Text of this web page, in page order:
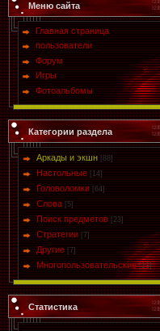
Меню сайта
Главная страница
пользователи
Форум
Игры
Фотоальбомы
Категории раздела
Аркады и экшн [88]
Настольные [14]
Головоломки [64]
Слова [5]
Поиск предметов [23]
Стратегии [7]
Другие [7]
Многопользовательские [13]
Статистика